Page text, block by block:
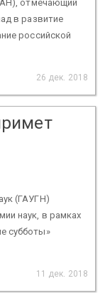
отмечающий
в развитие
российской
26 дек. 2018
(ГАУГН)
наук, в рамках
субботы»
11 дек. 2018